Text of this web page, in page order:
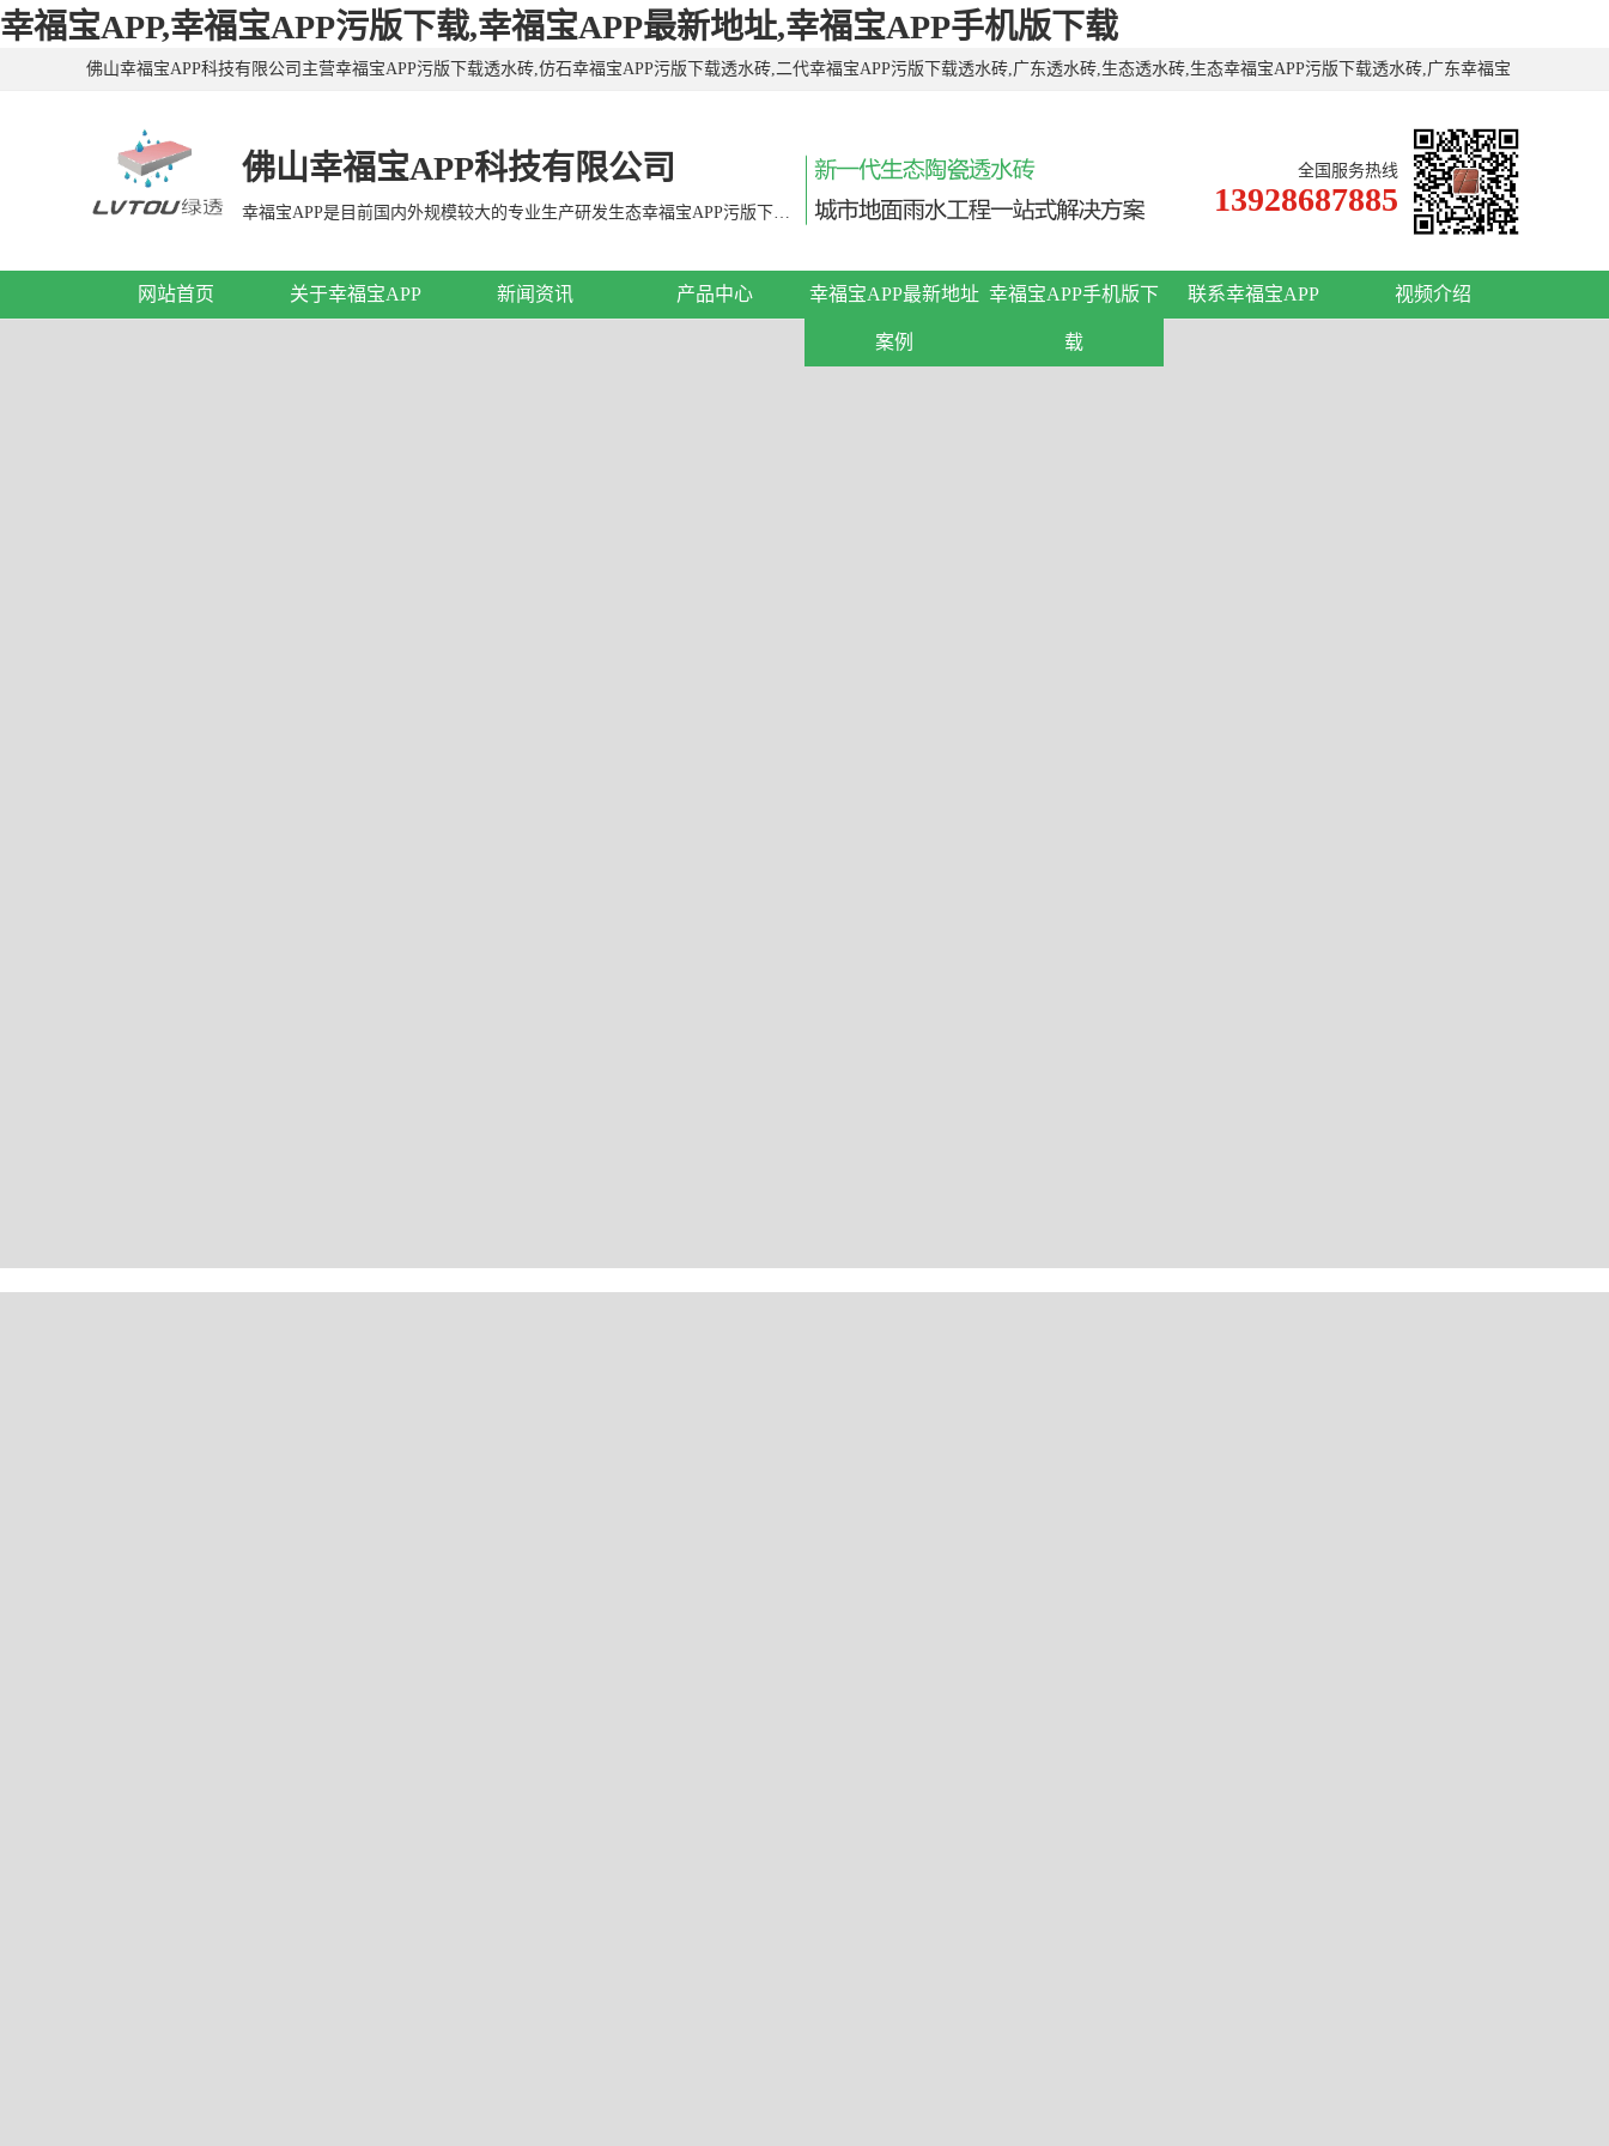
幸福宝APP,幸福宝APP污版下载,幸福宝APP最新地址,幸福宝APP手机版下载
佛山幸福宝APP科技有限公司主营幸福宝APP污版下载透水砖,仿石幸福宝APP污版下载透水砖,二代幸福宝APP污版下载透水砖,广东透水砖,生态透水砖,生态幸福宝APP污版下载透水砖,广东幸福宝
佛山幸福宝APP科技有限公司
幸福宝APP是目前国内外规模较大的专业生产研发生态幸福宝APP污版下载透水砖的现代企业。
全国服务热线
13928687885
网站首页 关于幸福宝APP 新闻资讯 产品中心 幸福宝APP最新地址
案例
幸福宝APP手机版下
载
联系幸福宝APP 视频介绍